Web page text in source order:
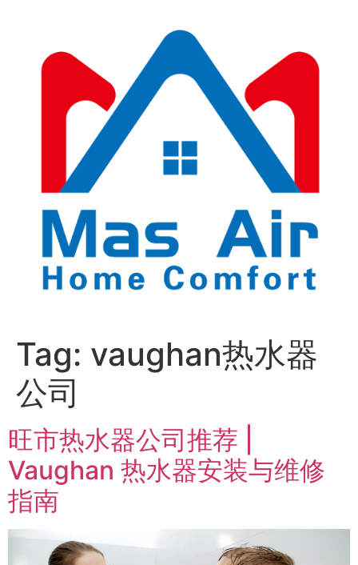
Tag: vaughan热水器
公司
旺市热水器公司推荐 |
Vaughan 热水器安装与维修
指南